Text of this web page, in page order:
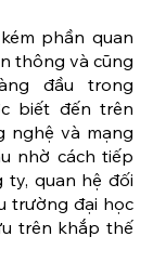
phần quan
thông và cũng
đầu trong
biết đến trên
nghệ và mạng
nhờ cách tiếp
ty, quan hệ đối
trường đại học
trên khắp thế